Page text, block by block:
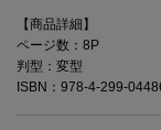
【商品詳細】
ページ数：8P
判型：変型
ISBN：978-4-299-